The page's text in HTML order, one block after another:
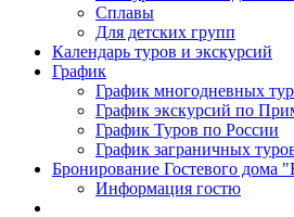
Сплавы
Для детских групп
Календарь туров и экскурсий
График
График многодневных
График экскурсий по
График Туров по России
График заграничных
Бронирование Гостевого дома
Информация гостю